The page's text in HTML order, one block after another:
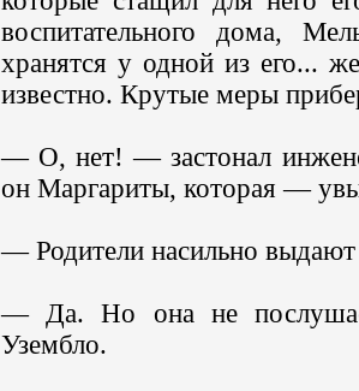
воспитательного дома,
хранятся у одной из его...
известно. Крутые меры
— О, нет! — застонал
он Маргариты, которая —
— Родители насильно выдают
— Да. Но она не
Узембло.